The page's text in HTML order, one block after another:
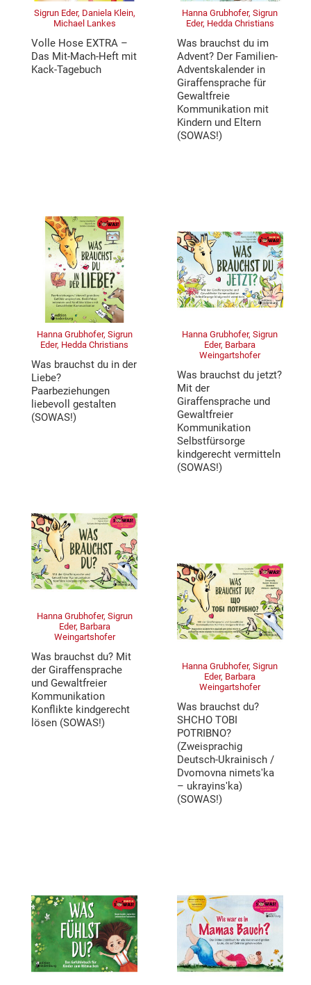
Sigrun Eder, Daniela Klein,
Michael Lankes
Volle Hose EXTRA –
Das Mit-Mach-Heft mit
Kack-Tagebuch
Hanna Grubhofer, Sigrun
Eder, Hedda Christians
Was brauchst du im
Advent? Der Familien-
Adventskalender in
Giraffensprache für
Gewaltfreie
Kommunikation mit
Kindern und Eltern
(SOWAS!)
Hanna Grubhofer, Sigrun
Eder, Hedda Christians
Was brauchst du in der
Liebe?
Paarbeziehungen
liebevoll gestalten
(SOWAS!)
Hanna Grubhofer, Sigrun
Eder, Barbara
Weingartshofer
Was brauchst du jetzt?
Mit der
Giraffensprache und
Gewaltfreier
Kommunikation
Selbstfürsorge
kindgerecht vermitteln
(SOWAS!)
Hanna Grubhofer, Sigrun
Eder, Barbara
Weingartshofer
Was brauchst du? Mit
der Giraffensprache
und Gewaltfreier
Kommunikation
Konflikte kindgerecht
lösen (SOWAS!)
Hanna Grubhofer, Sigrun
Eder, Barbara
Weingartshofer
Was brauchst du?
SHCHO TOBI
POTRIBNO?
(Zweisprachig
Deutsch-Ukrainisch /
Dvomovna nimetsʹka
– ukrayinsʹka)
(SOWAS!)